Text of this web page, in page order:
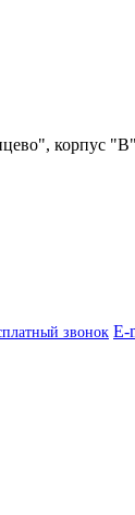
корпус
звонок E-